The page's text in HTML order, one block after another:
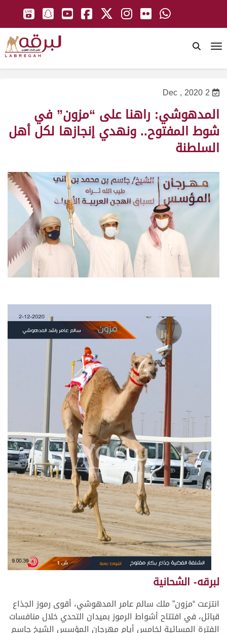
2 Dec , 2020
المدهوشي: راهنا على “مزون” في
شوط المفتوح.. ونهدي إنجازها لكل أهل
السلطنة
لبرقه- الشحانية
انتزعت “مزون” ملك سالم عامر المدهوشي، أقوى رموز الجذاع
قبائل، في افتتاح أشواط الرموز بميدان التحدي خلال منافسات
الفترة المسائية لخامس أيام مهرجان المؤسس الشيخ جاسم